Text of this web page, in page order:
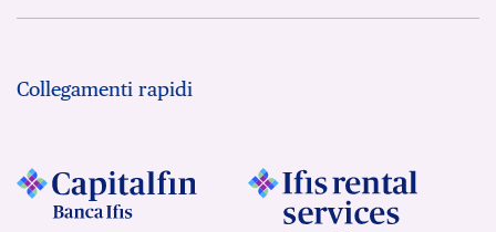
Collegamenti rapidi